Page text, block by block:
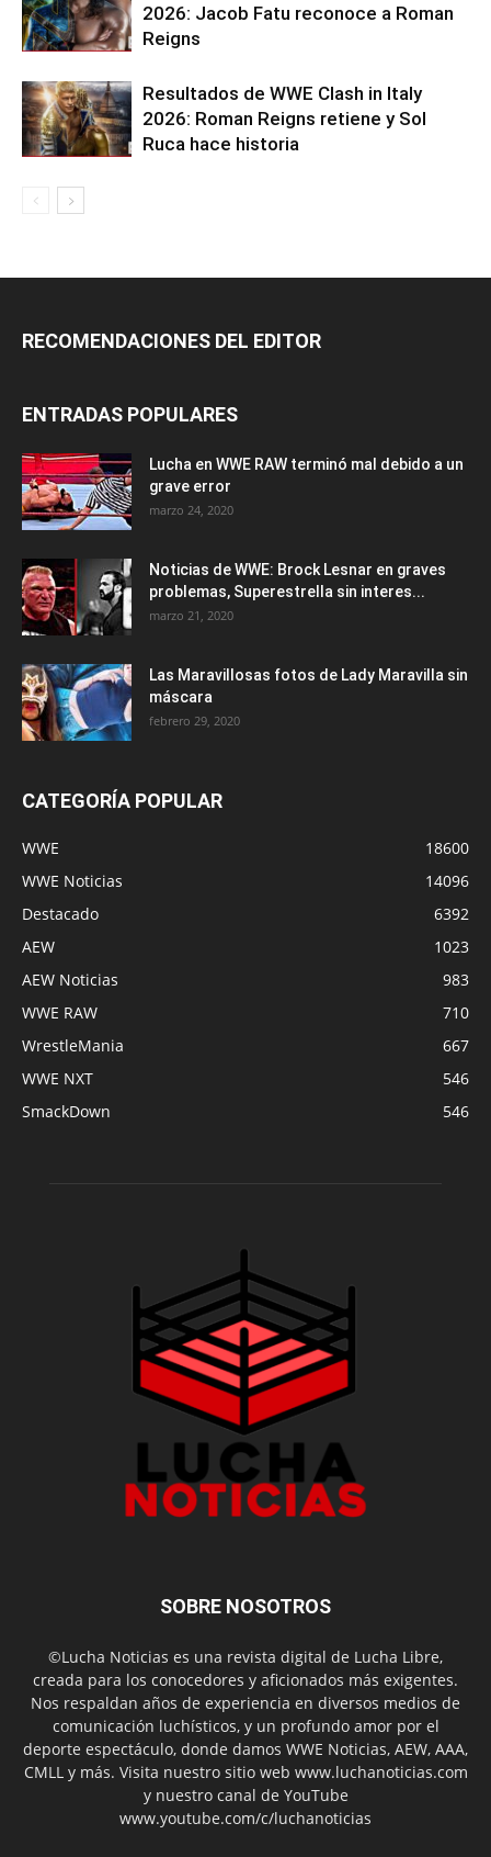
2026: Jacob Fatu reconoce a Roman
Reigns
Resultados de WWE Clash in Italy
2026: Roman Reigns retiene y Sol
Ruca hace historia
RECOMENDACIONES DEL EDITOR
ENTRADAS POPULARES
Lucha en WWE RAW terminó mal debido a un
grave error
marzo 24, 2020
Noticias de WWE: Brock Lesnar en graves
problemas, Superestrella sin interes...
marzo 21, 2020
Las Maravillosas fotos de Lady Maravilla sin
máscara
febrero 29, 2020
CATEGORÍA POPULAR
WWE
18600
WWE Noticias
14096
Destacado
6392
AEW
1023
AEW Noticias
983
WWE RAW
710
WrestleMania
667
WWE NXT
546
SmackDown
546
SOBRE NOSOTROS
©Lucha Noticias es una revista digital de Lucha Libre,
creada para los conocedores y aficionados más exigentes.
Nos respaldan años de experiencia en diversos medios de
comunicación luchísticos, y un profundo amor por el
deporte espectáculo, donde damos WWE Noticias, AEW, AAA,
CMLL y más. Visita nuestro sitio web www.luchanoticias.com
y nuestro canal de YouTube
www.youtube.com/c/luchanoticias